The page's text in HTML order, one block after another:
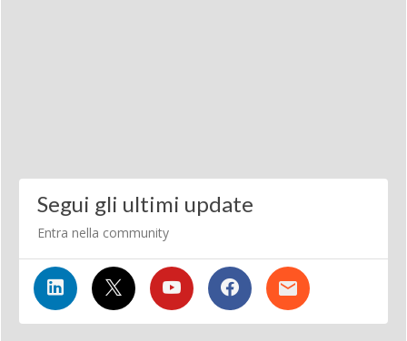
Segui gli ultimi update
Entra nella community